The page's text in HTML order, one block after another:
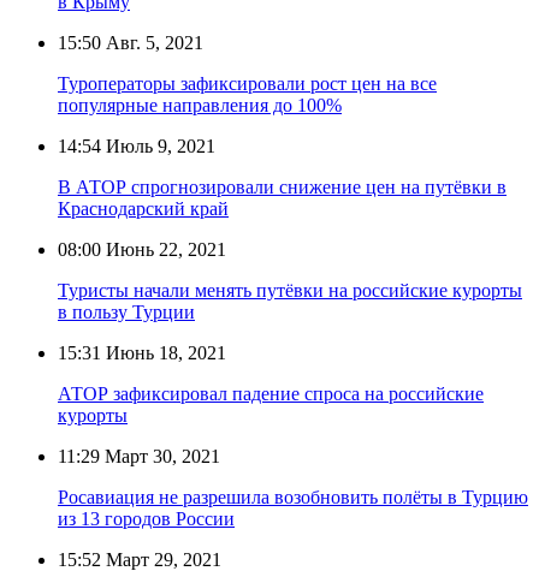
15:50 Авг. 5, 2021
Туроператоры зафиксировали рост цен на все
популярные направления до 100%
14:54 Июль 9, 2021
В АТОР спрогнозировали снижение цен на путёвки в
Краснодарский край
08:00 Июнь 22, 2021
Туристы начали менять путёвки на российские курорты
в пользу Турции
15:31 Июнь 18, 2021
АТОР зафиксировал падение спроса на российские
курорты
11:29 Март 30, 2021
Росавиация не разрешила возобновить полёты в Турцию
из 13 городов России
15:52 Март 29, 2021